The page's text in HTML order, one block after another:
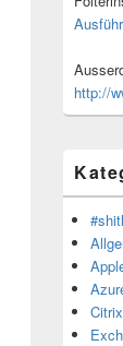
http://
Citrix